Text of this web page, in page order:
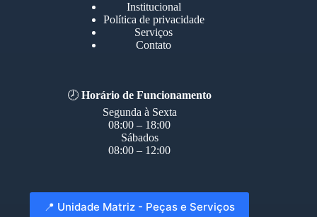
Institucional
Política de privacidade
Serviços
Contato
🕗Horário de Funcionamento
Segunda à Sexta
08:00 – 18:00
Sábados
08:00 – 12:00
📍 Unidade Matriz - Peças e Serviços